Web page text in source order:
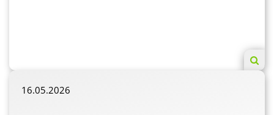
16.05.2026